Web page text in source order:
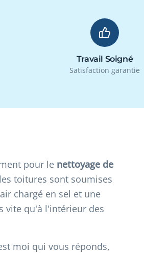
Travail Soigné
Satisfaction garantie
pour le nettoyage de
toitures sont soumises
chargé en sel et une
vite qu'à l'intérieur des
moi qui vous réponds,